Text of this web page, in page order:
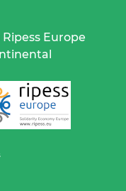
Europe